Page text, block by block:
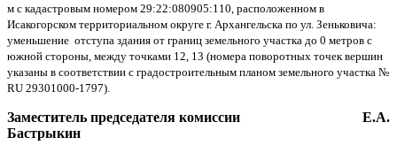
м с кадастровым номером 29:22:080905:110, расположенном в
Исакогорском территориальном округе г. Архангельска по ул. Зеньковича:
уменьшение отступа здания от границ земельного участка до 0 метров с
южной стороны, между точками 12, 13 (номера поворотных точек вершин
указаны в соответствии с градостроительным планом земельного участка №
RU 29301000-1797).
Заместитель председателя комиссии Е.А.
Бастрыкин